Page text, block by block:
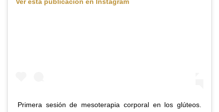
Primera sesión de mesoterapia corporal en los glúteos.